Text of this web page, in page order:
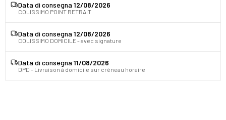
Data di consegna 12/08/2026
COLISSIMO POINT RETRAIT
Data di consegna 12/08/2026
COLISSIMO DOMICILE - avec signature
Data di consegna 11/08/2026
DPD - Livraison à domicile sur créneau horaire